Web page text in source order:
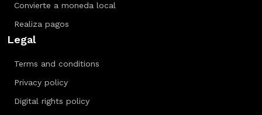
Convierte a moneda local
Realiza pagos
Legal
Terms and conditions
Privacy policy
Digital rights policy